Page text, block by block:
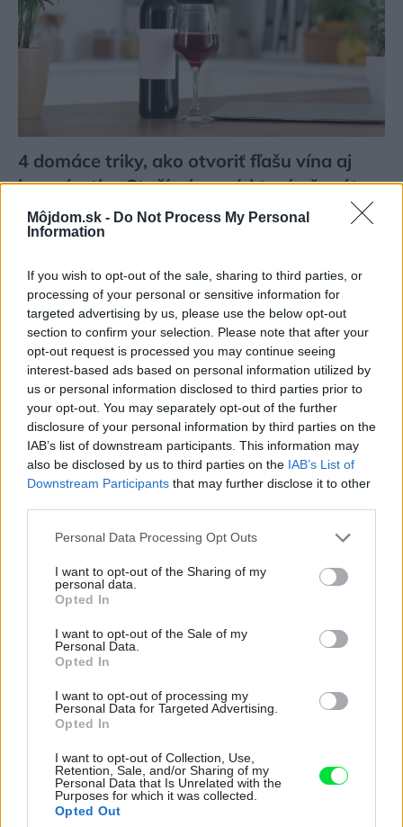
Môjdom.sk - Do Not Process My Personal
Information
If you wish to opt-out of the sale, sharing to third parties, or
processing of your personal or sensitive information for
targeted advertising by us, please use the below opt-out
section to confirm your selection. Please note that after your
opt-out request is processed you may continue seeing
interest-based ads based on personal information utilized by
us or personal information disclosed to third parties prior to
your opt-out. You may separately opt-out of the further
disclosure of your personal information by third parties on the
IAB’s list of downstream participants. This information may
also be disclosed by us to third parties on the IAB’s List of
Downstream Participants that may further disclose it to other
Please note that this website/app uses one or more Google
not limited to your visit or usage behaviour. You may click to
grant or deny consent to Google and its third-party tags to
use your data for below specified purposes in below Google
consent section.
Personal Data Processing Opt Outs
I want to opt-out of the Sharing of my
personal data.
Opted In
I want to opt-out of the Sale of my
Personal Data.
Opted In
I want to opt-out of processing my
Personal Data for Targeted Advertising.
Opted In
I want to opt-out of Collection, Use,
Retention, Sale, and/or Sharing of my
Personal Data that Is Unrelated with the
Purposes for which it was collected.
Opted Out
4 domáce triky, ako otvoriť fľašu vína aj
bez vývrtky. Stačí pár vecí, ktoré už máte
doma (video)
Pridajte túto surovinu do prania, obliečky
hotelov poznali už naše babičky